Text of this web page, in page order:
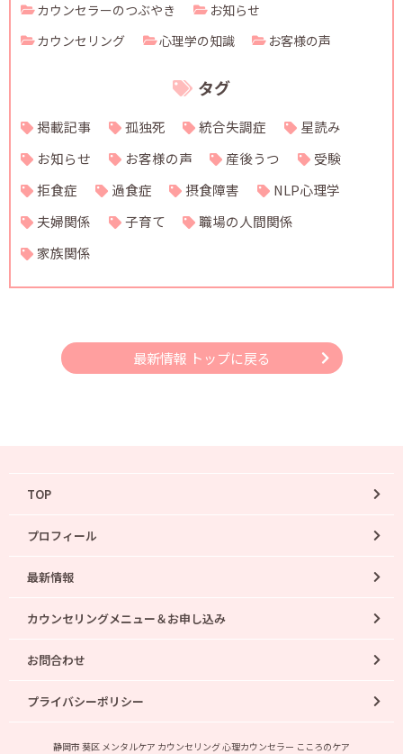
カウンセラーのつぶやき
お知らせ
カウンセリング
心理学の知識 お客様の声
タグ
掲載記事 孤独死 統合失調症
星読み
お知らせ
お客様の声 産後うつ
受験
拒食症
過食症 摂食障害
NLP心理学
夫婦関係
子育て
職場の人間関係
家族関係
最新情報 トップに戻る
TOP
プロフィール
最新情報
カウンセリングメニュー＆お申し込み
お問合わせ
プライバシーポリシー
静岡市 葵区 メンタルケア カウンセリング 心理カウンセラー こころのケア